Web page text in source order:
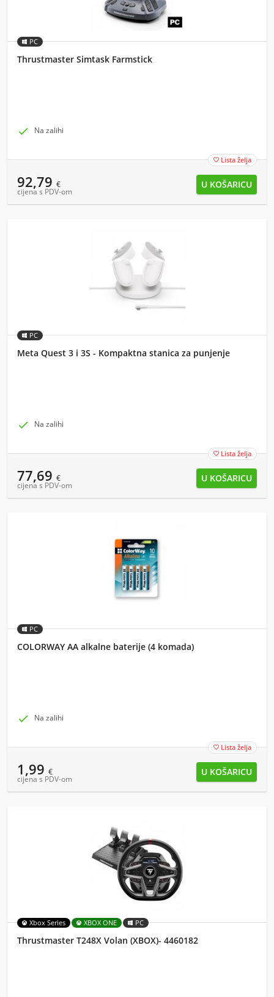
PC
Thrustmaster Simtask Farmstick
 Na zalihi
 Lista želja
92,79 €
cijena s PDV-om
PC
Meta Quest 3 i 3S - Kompaktna stanica za punjenje
 Na zalihi
 Lista želja
77,69 €
cijena s PDV-om
PC
COLORWAY AA alkalne baterije (4 komada)
 Na zalihi
 Lista želja
1,99 €
cijena s PDV-om
Xbox Series XBOX ONE PC
Thrustmaster T248X Volan (XBOX)- 4460182